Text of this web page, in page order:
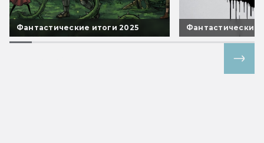
Фантастические итоги 2025 Фантастические